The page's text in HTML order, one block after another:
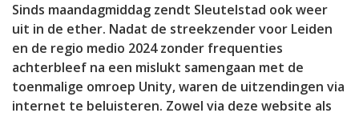
Sinds maandagmiddag zendt Sleutelstad ook weer
uit in de ether. Nadat de streekzender voor Leiden
en de regio medio 2024 zonder frequenties
achterbleef na een mislukt samengaan met de
toenmalige omroep Unity, waren de uitzendingen via
internet te beluisteren. Zowel via deze website als